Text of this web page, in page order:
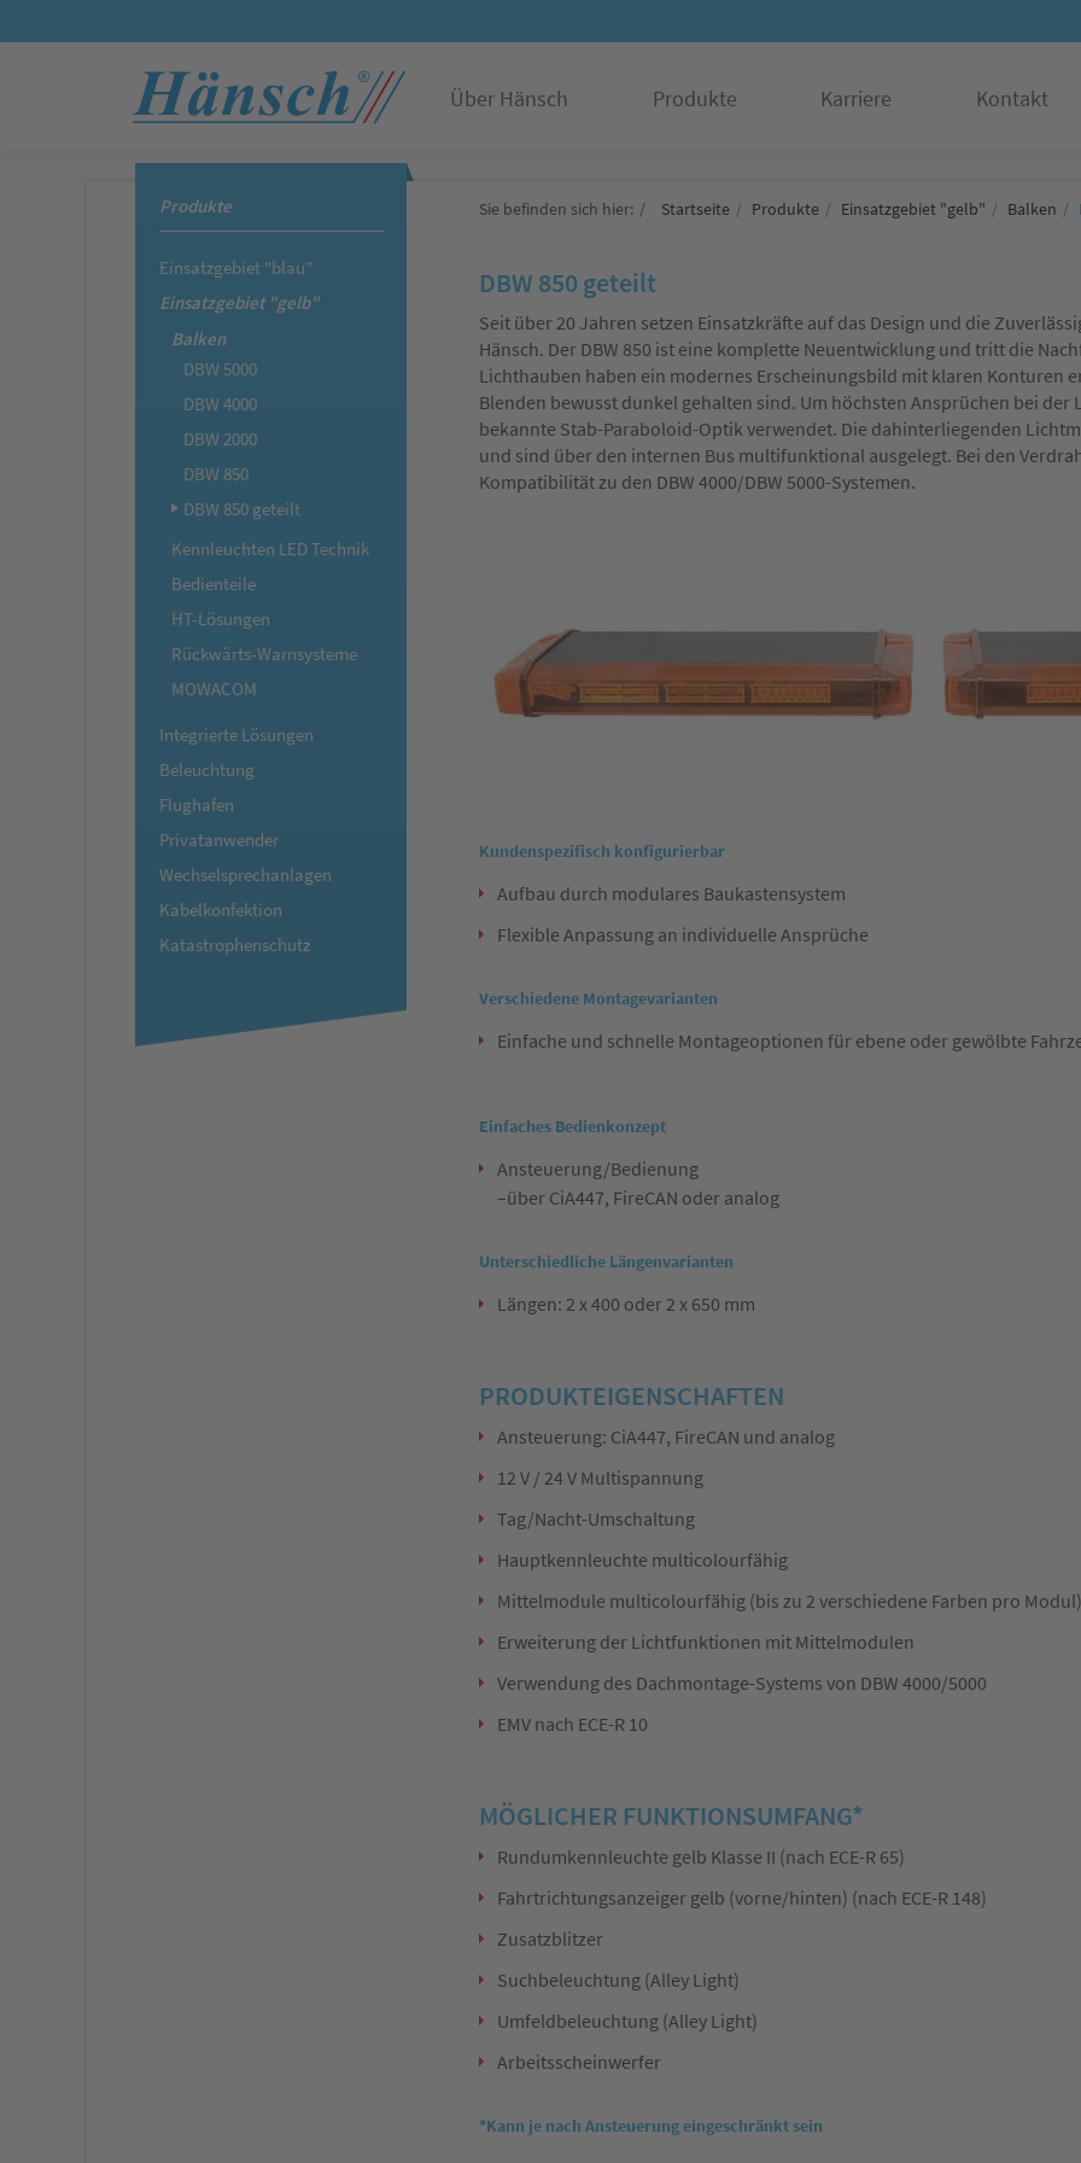
Über Hänsch Produkte Karriere Kontakt
Produkte
Einsatzgebiet "blau"
Einsatzgebiet "gelb"
Balken
DBW 5000
DBW 4000
DBW 2000
DBW 850
DBW 850 geteilt
Kennleuchten LED Technik
Bedienteile
HT-Lösungen
Rückwärts-Warnsysteme
MOWACOM
Integrierte Lösungen
Beleuchtung
Flughafen
Privatanwender
Wechselsprechanlagen
Kabelkonfektion
Katastrophenschutz
Sie befinden sich hier: Startseite Produkte Einsatzgebiet "gelb" Balken
DBW 850 geteilt
Seit über 20 Jahren setzen Einsatzkräfte auf das Design und die
Hänsch. Der DBW 850 ist eine komplette Neuentwicklung und tritt die
Lichthauben haben ein modernes Erscheinungsbild mit klaren Konturen
Blenden bewusst dunkel gehalten sind. Um höchsten Ansprüchen bei der
bekannte Stab-Paraboloid-Optik verwendet. Die dahinterliegenden
und sind über den internen Bus multifunktional ausgelegt. Bei den
Kompatibilität zu den DBW 4000/DBW 5000-Systemen.
Kundenspezifisch konfigurierbar
Aufbau durch modulares Baukastensystem
Flexible Anpassung an individuelle Ansprüche
Verschiedene Montagevarianten
Einfache und schnelle Montageoptionen für ebene oder gewölbte
Einfaches Bedienkonzept
Ansteuerung/Bedienung
–über CiA447, FireCAN oder analog
Unterschiedliche Längenvarianten
Längen: 2 x 400 oder 2 x 650 mm
PRODUKTEIGENSCHAFTEN
Ansteuerung: CiA447, FireCAN und analog
12 V / 24 V Multispannung
Tag/Nacht-Umschaltung
Hauptkennleuchte multicolourfähig
Mittelmodule multicolourfähig (bis zu 2 verschiedene Farben pro Modul)
Erweiterung der Lichtfunktionen mit Mittelmodulen
Verwendung des Dachmontage-Systems von DBW 4000/5000
EMV nach ECE-R 10
MÖGLICHER FUNKTIONSUMFANG*
Rundumkennleuchte gelb Klasse II (nach ECE-R 65)
Fahrtrichtungsanzeiger gelb (vorne/hinten) (nach ECE-R 148)
Zusatzblitzer
Suchbeleuchtung (Alley Light)
Umfeldbeleuchtung (Alley Light)
Arbeitsscheinwerfer
*Kann je nach Ansteuerung eingeschränkt sein